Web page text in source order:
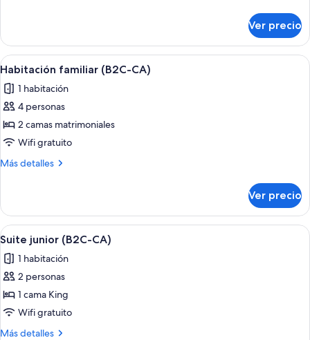
doble
(B2C-
CA)
Ver precio
Abrir
todas
las
fotos
de
Habitación
familiar
Habitación de hotel con cama,
4
Habitación familiar (B2C-CA)
1 habitación
4 personas
2 camas matrimoniales
Wifi gratuito
Más detalles
Más
familiar
(B2C-
CA)
Ver precio
Abrir
todas
las
fotos
de
Suite
junior
Una habitación de hotel moderna
5
Suite junior (B2C-CA)
1 habitación
2 personas
1 cama King
Wifi gratuito
Más detalles
Más